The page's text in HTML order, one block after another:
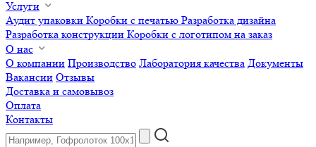
Услуги
Аудит упаковки Коробки с печатью Разработка дизайна
Разработка конструкции Коробки с логотипом на заказ
О нас
О компании Производство Лаборатория качества Документы
Вакансии Отзывы
Доставка и самовывоз
Оплата
Контакты